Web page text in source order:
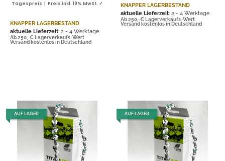
Tagespreis | Preis inkl. 19% MwSt. ✓
KNAPPER LAGERBESTAND
aktuelle Lieferzeit: 2 - 4 Werktage
Ab 250,-€ Lagerverkaufs-Wert
Versand kostenlos in Deutschland
KNAPPER LAGERBESTAND
aktuelle Lieferzeit: 2 - 4 Werktage
Ab 250,-€ Lagerverkaufs-Wert
Versand kostenlos in Deutschland
AUF LAGER AUF LAGER